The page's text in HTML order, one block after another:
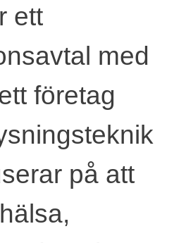
ett
med
företag
på att